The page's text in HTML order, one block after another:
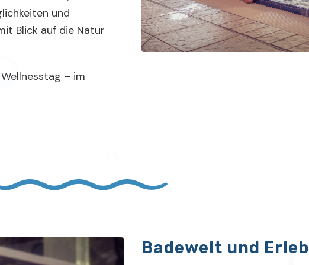
und
Blick auf die Natur
– im
Badewelt und